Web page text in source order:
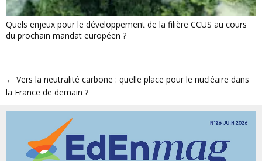
Quels enjeux pour le développement de la filière CCUS au cours
du prochain mandat européen ?
← Vers la neutralité carbone : quelle place pour le nucléaire dans
la France de demain ?